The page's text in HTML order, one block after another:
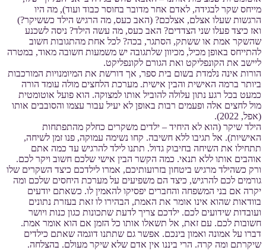
מייחס שקר לבגידה, לאדם אחר מדובר בחוסר כבוד ועוד), מה היו
הרגשות שעלו אצלם, אצלכם? (האב כעס, מה הרגיש הילד כששיקר?)
ואז כיצד פעלו שני הצדדים? האב כעס, מה עשה הילד? ניסה לשכנע
שהשקר אמת או ששתק, הסתגר, בכה? לכל אחת מהתגובות חשוב
להתייחס באופן מכיל, מכיוון שלתגובה יש משמעות חשובה מאוד, במטרה
ליישב את הקונפליקט ואת הגורם לקונפליקט.
הורות אינה נלמדת בשום בית ספר, אך דורשת את המיומנויות המורכבות
ביותר ברמה האישית והבין אישית. מערכת הלחצים מולה עומד הורה
כמעט בכל רגע נתון עלולה להוביל אותו למצוקה. הוא פועל אוטומטית
מול לחצים אלה ופעמים רבות באופן לא יעיל עבור עצמו והסובבים אותו
(אפל, 2022).
הילד שיקר (הוא לא היחיד – ילדים משקרים כחלק מהתפתחות
האישיות). אל תגיבו ללא חשיבה. קחו נשימה עמוקה, פנו זמן לשיחה,
תתחילו את השיחה בחיבוק גדול. תתנו לילד להרגיש עד כמה אתם
אוהבים אותו ללא תנאי. כמה הקשר הבין אישי שלכם חשוב ויקר לכם.
ורק כשהילד מרגיש ביטחון בזרועותיכם, אמרו לילדכם כיצד השקרים שלו
גורמים לכם להרגיש, כיצד הם משפיעים על מערכת היחסים שלכם ומה
יקרה אם בני המשפחה והחברים יפסיקו להאמין לו. כשאתם יודעים
בוודאות שהוא אינו אומר את האמת, הבהירו לו זאת בעזרת נתונים
ועובדות שידועים לכם. ילדכם צריך לדעת שתכונות כגון כנות ויושר
חשובות לכם. עם זאת, אל תשאלו אותו כל הזמן אם הוא אומר אמת.
דברו על אמונה ואמון בינכם. אפשר גם שתתנו דוגמה שאתם כילדים
שיקרתם ומה קרה. הרי ביננו אין אדם שלא שיקר מעולם. בהצלחה.